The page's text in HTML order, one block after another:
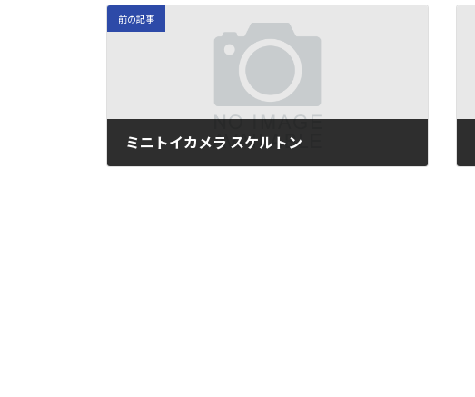
前の記事
ミニトイカメラ スケルトン